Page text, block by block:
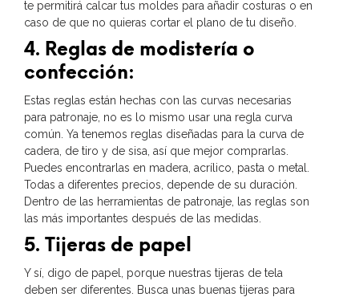
te permitirá calcar tus moldes para añadir costuras o en
caso de que no quieras cortar el plano de tu diseño.
4. Reglas de modistería o
confección:
Estas reglas están hechas con las curvas necesarias
para patronaje, no es lo mismo usar una regla curva
común. Ya tenemos reglas diseñadas para la curva de
cadera, de tiro y de sisa, así que mejor comprarlas.
Puedes encontrarlas en madera, acrílico, pasta o metal.
Todas a diferentes precios, depende de su duración.
Dentro de las herramientas de patronaje, las reglas son
las más importantes después de las medidas.
5. Tijeras de papel
Y sí, digo de papel, porque nuestras tijeras de tela
deben ser diferentes. Busca unas buenas tijeras para